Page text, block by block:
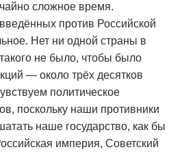
сложное время.
против Российской
Нет ни одной страны в
не было, чтобы было
— около трёх десятков
политическое
поскольку наши противники
наше государство, как бы
империя, Советский